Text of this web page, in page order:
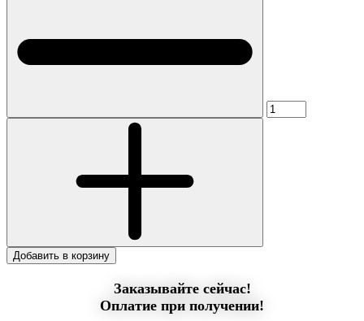
Добавить в корзину
Заказывайте сейчас!
Оплатие при получении!